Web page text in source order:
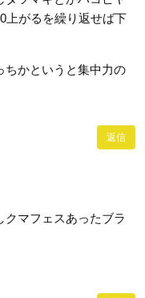
上がるを繰り返せば下
ちかというと集中力の
返信
クマフェスあったブラ